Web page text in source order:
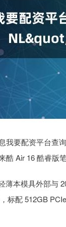
我要配资平台查
酷 Air 16 酷睿版
薄本模具外部与
标配 512GB